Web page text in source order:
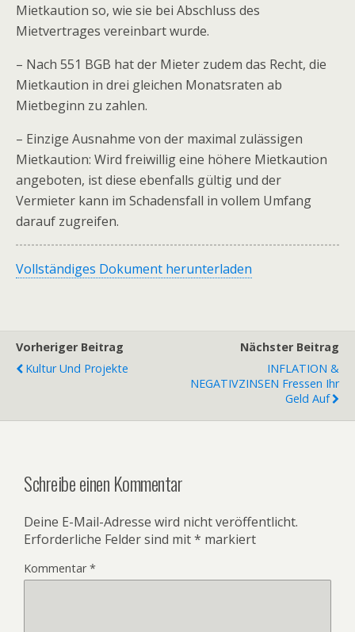
Mietkaution so, wie sie bei Abschluss des
Mietvertrages vereinbart wurde.
– Nach 551 BGB hat der Mieter zudem das Recht, die
Mietkaution in drei gleichen Monatsraten ab
Mietbeginn zu zahlen.
– Einzige Ausnahme von der maximal zulässigen
Mietkaution: Wird freiwillig eine höhere Mietkaution
angeboten, ist diese ebenfalls gültig und der
Vermieter kann im Schadensfall in vollem Umfang
darauf zugreifen.
Vollständiges Dokument herunterladen
Vorheriger Beitrag
Kultur Und Projekte
Nächster Beitrag
INFLATION &
NEGATIVZINSEN Fressen Ihr
Geld Auf
Schreibe einen Kommentar
Deine E-Mail-Adresse wird nicht veröffentlicht.
Erforderliche Felder sind mit* markiert
Kommentar*